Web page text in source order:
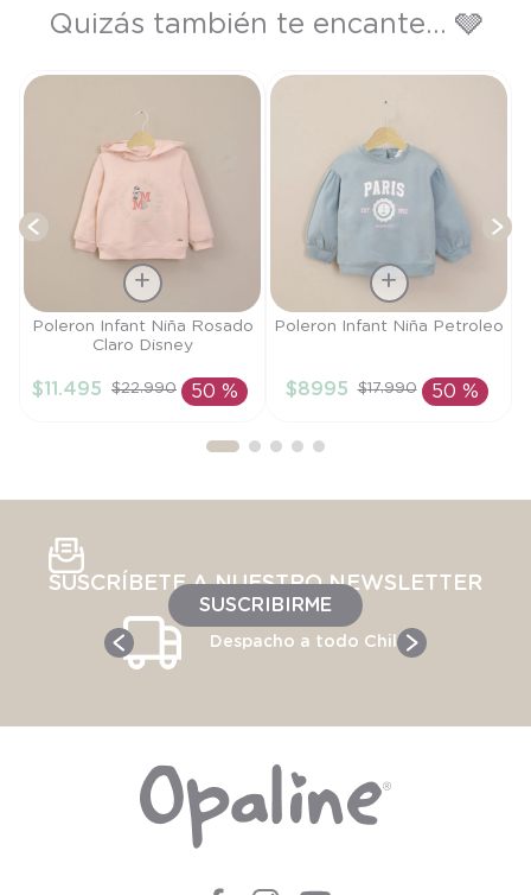
Quizás también te encante... 🩶
Talla
AÑADIR AL
Poleron Infant Niña Rosado
Claro Disney
$11 .495 $22.990 50 %
Talla
AÑADIR AL
Poleron Infant Niña Petroleo
$8995 $17.990 50 %
SUSCRÍBETE A NUESTRO NEWSLETTER
SUSCRIBIRME
Despacho a todo Chile